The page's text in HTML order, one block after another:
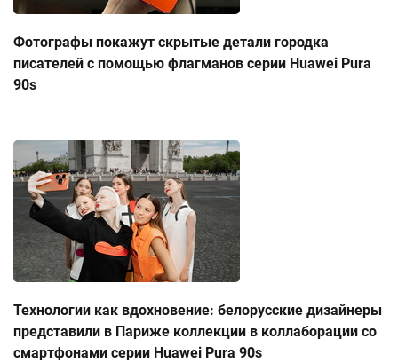
Фотографы покажут скрытые детали городка
писателей с помощью флагманов серии Huawei Pura
90s
Технологии как вдохновение: белорусские дизайнеры
представили в Париже коллекции в коллаборации со
смартфонами серии Huawei Pura 90s